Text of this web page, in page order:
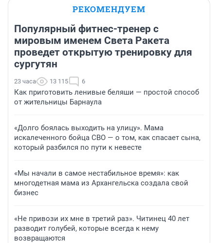
РЕКОМЕНДУЕМ
Популярный фитнес-тренер с
мировым именем Света Ракета
проведет открытую тренировку для
сургутян
23 часа 13 115 6
Как приготовить ленивые беляши — простой способ
от жительницы Барнаула
«Долго боялась выходить на улицу». Мама
искалеченного бойца СВО — о том, как спасает сына,
который разбился по пути к невесте
«Мы начали в самое нестабильное время»: как
многодетная мама из Архангельска создала свой
бизнес
«Не привози их мне в третий раз». Читинец 40 лет
разводит голубей, которые всегда к нему
возвращаются